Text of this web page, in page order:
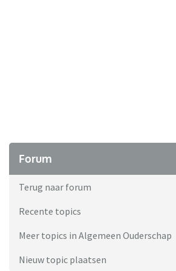
Forum
Terug naar forum
Recente topics
Meer topics in Algemeen Ouderschap
Nieuw topic plaatsen